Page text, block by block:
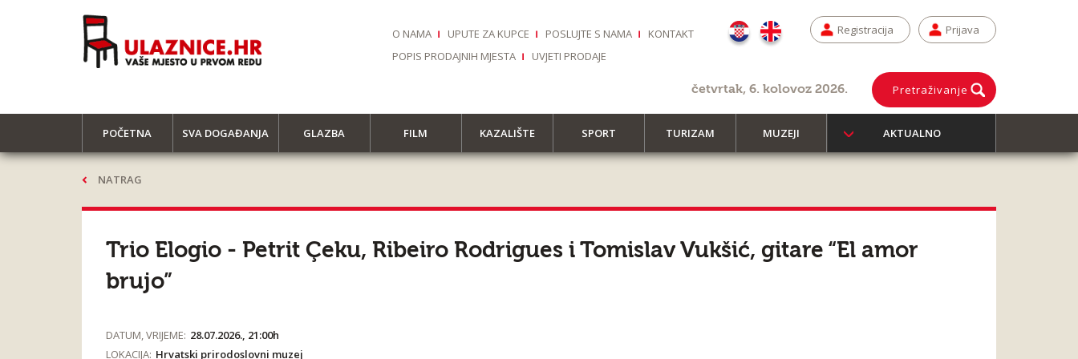
O NAMA UPUTE ZA KUPCE POSLUJTE S NAMA
KONTAKT
POPIS PRODAJNIH MJESTA
UVJETI PRODAJE
Registracija Prijava
četvrtak, 6. kolovoz 2026. Pretraživanje
POČETNA SVA DOGAĐANJA GLAZBA FILM KAZALIŠTE SPORT TURIZAM MUZEJI AKTUALNO
NATRAG
Trio Elogio - Petrit Çeku, Ribeiro Rodrigues i Tomislav Vukšić, gitare “El amor
brujo”
DATUM, VRIJEME: 28.07.2026., 21:00h
LOKACIJA: Hrvatski prirodoslovni muzej